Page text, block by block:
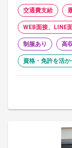
交通費支給
WEB面接、LINE
制服あり 高
資格・免許を活か